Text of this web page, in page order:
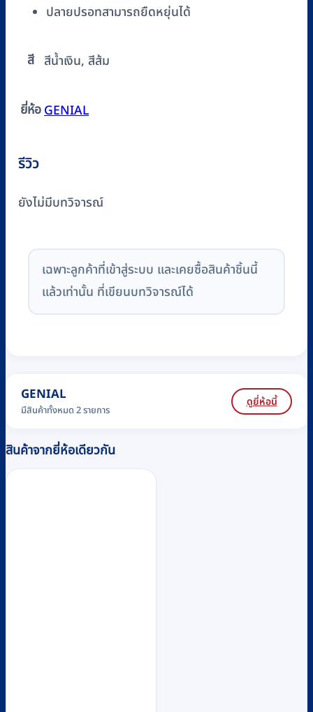
ปลายปรอทสามารถยืดหยุ่นได้
สี สีน้ำเงิน, สีส้ม
ยี่ห้อGENIAL
รีวิว
ยังไม่มีบทวิจารณ์
เฉพาะลูกค้าที่เข้าสู่ระบบ และเคยซื้อสินค้าชิ้นนี้
แล้วเท่านั้น ที่เขียนบทวิจารณ์ได้
GENIAL
มีสินค้าทั้งหมด 2 รายการ
ดูยี่ห้อนี้
สินค้าจากยี่ห้อเดียวกัน